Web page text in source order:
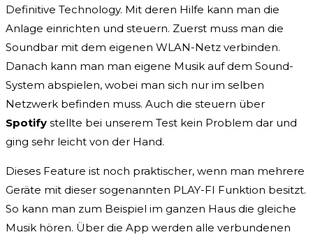
Definitive Technology. Mit deren Hilfe kann man die
Anlage einrichten und steuern. Zuerst muss man die
Soundbar mit dem eigenen WLAN-Netz verbinden.
Danach kann man man eigene Musik auf dem Sound-
System abspielen, wobei man sich nur im selben
Netzwerk befinden muss. Auch die steuern über
Spotify stellte bei unserem Test kein Problem dar und
ging sehr leicht von der Hand.
Dieses Feature ist noch praktischer, wenn man mehrere
Geräte mit dieser sogenannten PLAY-FI Funktion besitzt.
So kann man zum Beispiel im ganzen Haus die gleiche
Musik hören. Über die App werden alle verbundenen